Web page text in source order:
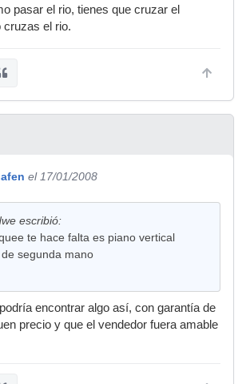
pasar el rio, tienes que cruzar el
cruzas el rio.
el 17/01/2008
escribió:
te hace falta es piano vertical
segunda mano
encontrar algo así, con garantía de
precio y que el vendedor fuera amable